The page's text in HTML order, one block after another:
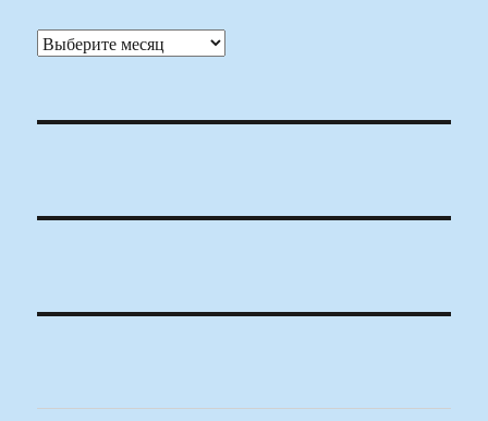
Архивы